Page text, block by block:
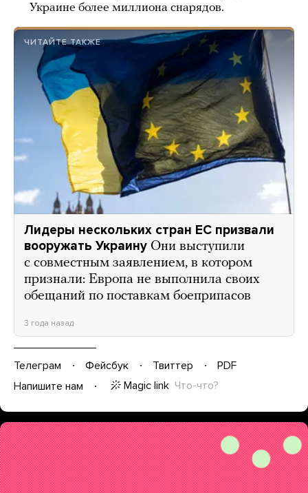
Украине более миллиона снарядов.
ЧИТАЙТЕ ТАКЖЕ
Лидеры нескольких стран ЕС призвали
вооружать Украину Они выступили
с совместным заявлением, в котором
признали: Европа не выполнила своих
обещаний по поставкам боеприпасов
3 года назад
Телеграм Фейсбук Твиттер
PDF
Напишите нам
Magic link Что-что?